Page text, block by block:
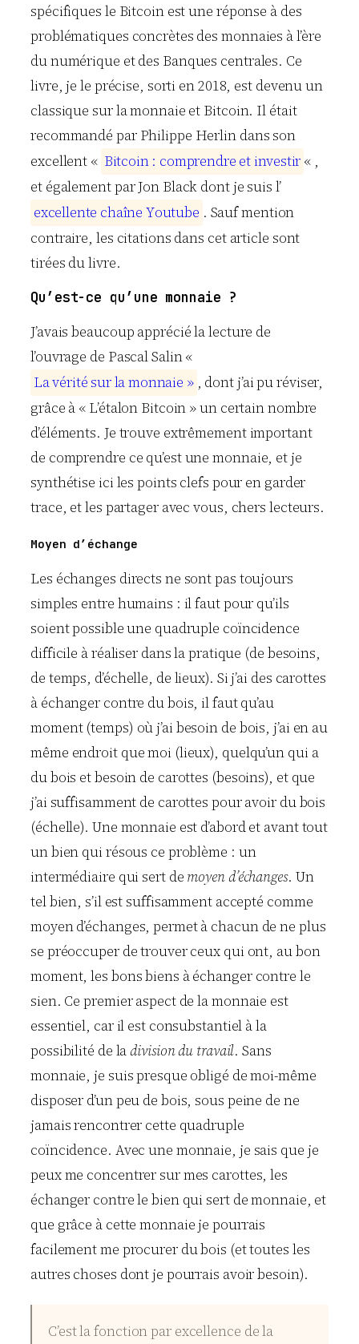
spécifiques le Bitcoin est une réponse à des
problématiques concrètes des monnaies à l’ère
du numérique et des Banques centrales. Ce
livre, je le précise, sorti en 2018, est devenu un
classique sur la monnaie et Bitcoin. Il était
recommandé par Philippe Herlin dans son
excellent « Bitcoin : comprendre et investir « ,
et également par Jon Black dont je suis l’
excellente chaîne Youtube . Sauf mention
contraire, les citations dans cet article sont
tirées du livre.
Qu’est-ce qu’une monnaie ?
J’avais beaucoup apprécié la lecture de
l’ouvrage de Pascal Salin «
Lavérité surlamonnaie » , dont j’ai pu réviser,
grâce à « L’étalon Bitcoin » un certain nombre
d’éléments. Je trouve extrêmement important
de comprendre ce qu’est une monnaie, et je
synthétise ici les points clefs pour en garder
trace, et les partager avec vous, chers lecteurs.
Moyen d’échange
Les échanges directs ne sont pas toujours
simples entre humains : il faut pour qu’ils
soient possible une quadruple coïncidence
difficile à réaliser dans la pratique (de besoins,
de temps, d’échelle, de lieux). Si j’ai des carottes
à échanger contre du bois, il faut qu’au
moment (temps) où j’ai besoin de bois, j’ai en au
même endroit que moi (lieux), quelqu’un qui a
du bois et besoin de carottes (besoins), et que
j’ai suffisamment de carottes pour avoir du bois
(échelle). Une monnaie est d’abord et avant tout
un bien qui résous ce problème : un
intermédiaire qui sert de moyen d’échanges. Un
tel bien, s’il est suffisamment accepté comme
moyen d’échanges, permet à chacun de ne plus
se préoccuper de trouver ceux qui ont, au bon
moment, les bons biens à échanger contre le
sien. Ce premier aspect de la monnaie est
essentiel, car il est consubstantiel à la
possibilité de ladivision du travail. Sans
monnaie, je suis presque obligé de moi-même
disposer d’un peu de bois, sous peine de ne
jamais rencontrer cette quadruple
coïncidence. Avec une monnaie, je sais que je
peux me concentrer sur mes carottes, les
échanger contre le bien qui sert de monnaie, et
que grâce à cette monnaie je pourrais
facilement me procurer du bois (et toutes les
autres choses dont je pourrais avoir besoin).
C’est la fonction par excellence de la